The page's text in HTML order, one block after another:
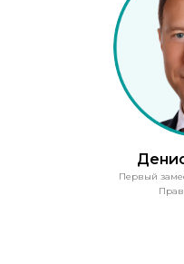
Первый